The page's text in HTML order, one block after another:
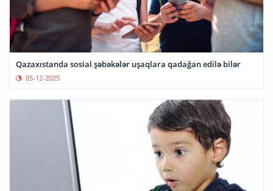
Qazaxıstanda sosial şəbəkələr uşaqlara qadağan edilə bilər
05-12-2025